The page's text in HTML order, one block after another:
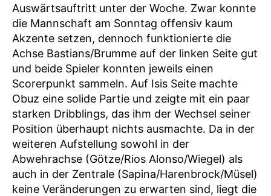
Auswärtsauftritt unter der Woche. Zwar konnte
die Mannschaft am Sonntag offensiv kaum
Akzente setzen, dennoch funktionierte die
Achse Bastians/Brumme auf der linken Seite gut
und beide Spieler konnten jeweils einen
Scorerpunkt sammeln. Auf Isis Seite machte
Obuz eine solide Partie und zeigte mit ein paar
starken Dribblings, das ihm der Wechsel seiner
Position überhaupt nichts ausmachte. Da in der
weiteren Aufstellung sowohl in der
Abwehrachse (Götze/Rios Alonso/Wiegel) als
auch in der Zentrale (Sapina/Harenbrock/Müsel)
keine Veränderungen zu erwarten sind, liegt die